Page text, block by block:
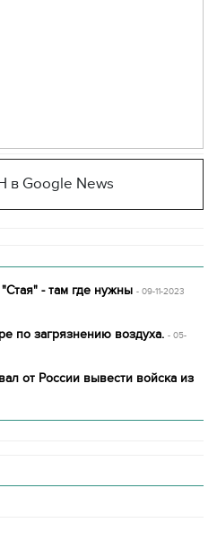
в Google News
- там где нужны - 09-11-2023
по загрязнению воздуха. - 05-
от России вывести войска из